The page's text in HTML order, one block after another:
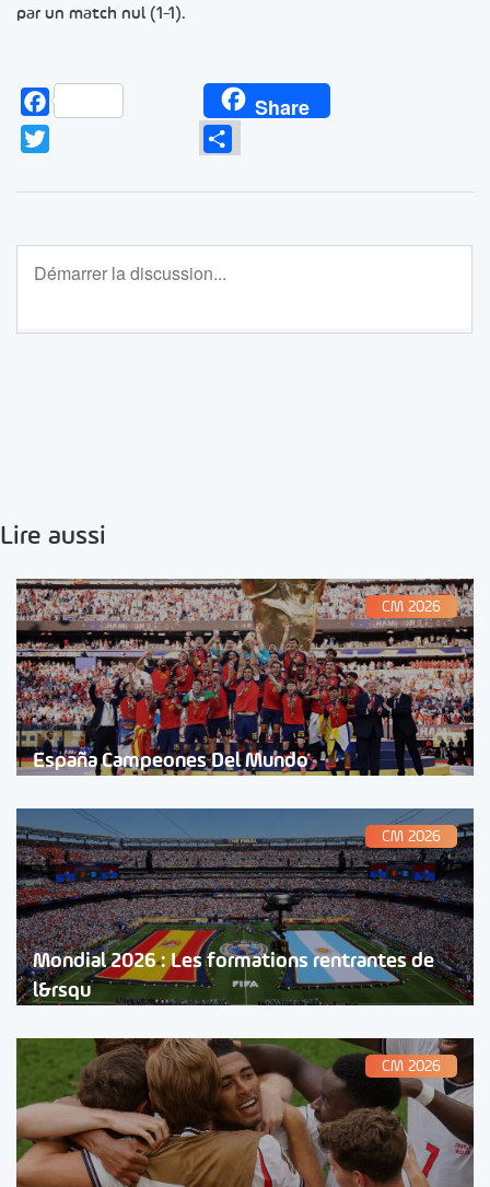
par un match nul (1-1).
Facebook Share
Lire aussi
CM 2026
España Campeones Del Mundo
CM 2026
Mondial 2026 : Les formations rentrantes de
l&rsqu
CM 2026